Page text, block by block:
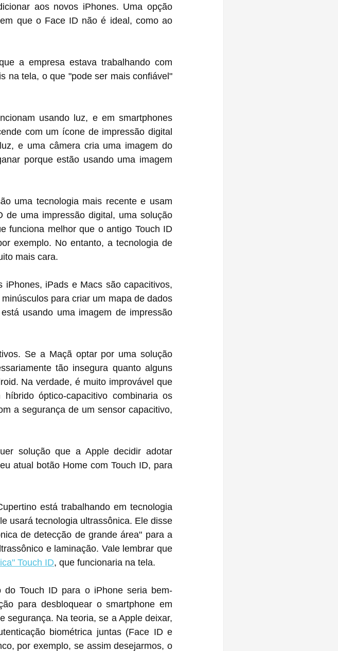
aos novos iPhones. Uma opção
que o Face ID não é ideal, como ao
a empresa estava trabalhando com
na tela, o que "pode ser mais confiável"
usando luz, e em smartphones
com um ícone de impressão digital
e uma câmera cria uma imagem do
porque estão usando uma imagem
uma tecnologia mais recente e usam
de uma impressão digital, uma solução
funciona melhor que o antigo Touch ID
exemplo. No entanto, a tecnologia de
mais cara.
iPads e Macs são capacitivos,
para criar um mapa de dados
usando uma imagem de impressão
Se a Maçã optar por uma solução
tão insegura quanto alguns
Na verdade, é muito improvável que
óptico-capacitivo combinaria os
a segurança de um sensor capacitivo,
solução que a Apple decidir adotar
atual botão Home com Touch ID, para
está trabalhando em tecnologia
usará tecnologia ultrassônica. Ele disse
de detecção de grande área" para a
e laminação. Vale lembrar que
Touch ID, que funcionaria na tela.
do Touch ID para o iPhone seria bem-
para desbloquear o smartphone em
segurança. Na teoria, se a Apple deixar,
biométrica juntas (Face ID e
por exemplo, se assim desejarmos, o